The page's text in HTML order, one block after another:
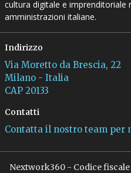
cultura digitale e imprenditoriale
amministrazioni italiane.
Indirizzo
Via Moretto da Brescia, 22
Milano - Italia
CAP 20133
Contatti
Contatta il nostro team
Nextwork360 - Codice